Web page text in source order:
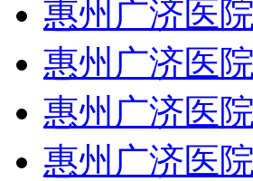
惠州广济医
惠州广济医
惠州广济医
惠州广济医